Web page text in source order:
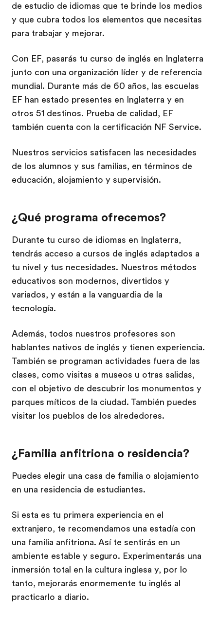
de estudio de idiomas que te brinde los medios
y que cubra todos los elementos que necesitas
para trabajar y mejorar.
Con EF, pasarás tu curso de inglés en Inglaterra
junto con una organización líder y de referencia
mundial. Durante más de 60 años, las escuelas
EF han estado presentes en Inglaterra y en
otros 51 destinos. Prueba de calidad, EF
también cuenta con la certificación NF Service.
Nuestros servicios satisfacen las necesidades
de los alumnos y sus familias, en términos de
educación, alojamiento y supervisión.
¿Qué programa ofrecemos?
Durante tu curso de idiomas en Inglaterra,
tendrás acceso a cursos de inglés adaptados a
tu nivel y tus necesidades. Nuestros métodos
educativos son modernos, divertidos y
variados, y están a la vanguardia de la
tecnología.
Además, todos nuestros profesores son
hablantes nativos de inglés y tienen experiencia.
También se programan actividades fuera de las
clases, como visitas a museos u otras salidas,
con el objetivo de descubrir los monumentos y
parques míticos de la ciudad. También puedes
visitar los pueblos de los alrededores.
¿Familia anfitriona o residencia?
Puedes elegir una casa de familia o alojamiento
en una residencia de estudiantes.
Si esta es tu primera experiencia en el
extranjero, te recomendamos una estadía con
una familia anfitriona. Así te sentirás en un
ambiente estable y seguro. Experimentarás una
inmersión total en la cultura inglesa y, por lo
tanto, mejorarás enormemente tu inglés al
practicarlo a diario.